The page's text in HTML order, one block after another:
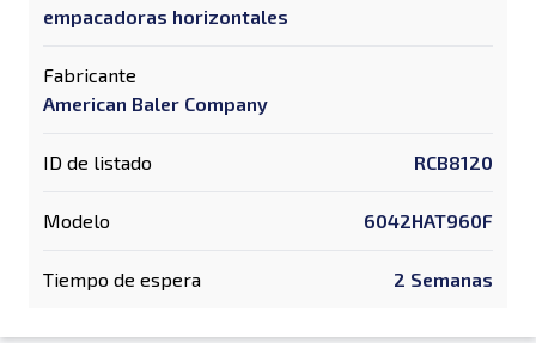
empacadoras horizontales
Fabricante
American Baler Company
ID de listado RCB8120
Modelo 6042HAT960F
Tiempo de espera 2 Semanas